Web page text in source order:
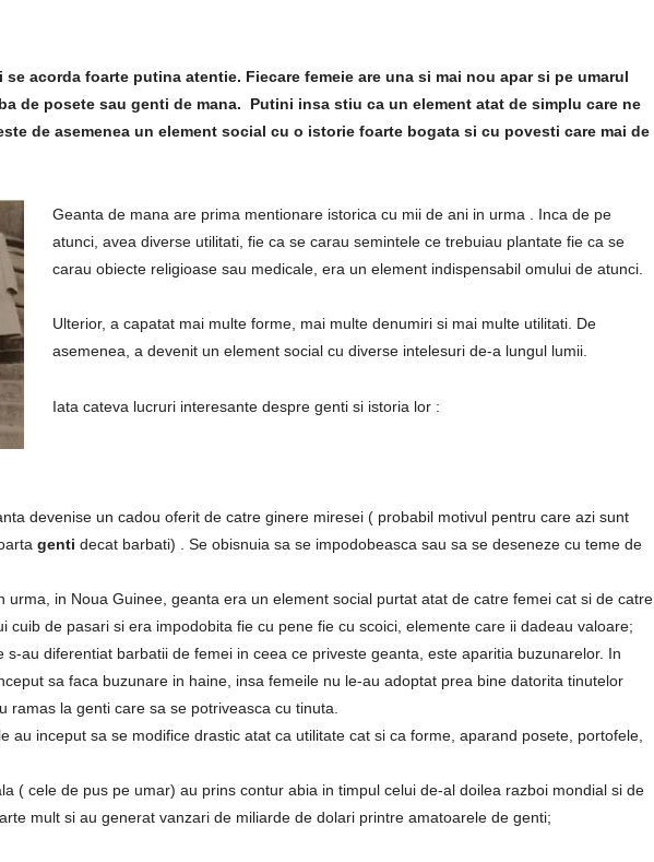
acorda foarte putina atentie. Fiecare femeie are una si mai nou apar si pe umarul
de posete sau genti de mana. Putini insa stiu ca un element atat de simplu care ne
de asemenea un element social cu o istorie foarte bogata si cu povesti care mai de
Geanta de mana are prima mentionare istorica cu mii de ani in urma . Inca de pe
atunci, avea diverse utilitati, fie ca se carau semintele ce trebuiau plantate fie ca se
carau obiecte religioase sau medicale, era un element indispensabil omului de atunci.
Ulterior, a capatat mai multe forme, mai multe denumiri si mai multe utilitati. De
asemenea, a devenit un element social cu diverse intelesuri de-a lungul lumii.
Iata cateva lucruri interesante despre genti si istoria lor :
devenise un cadou oferit de catre ginere miresei ( probabil motivul pentru care azi sunt
genti decat barbati) . Se obisnuia sa se impodobeasca sau sa se deseneze cu teme de
urma, in Noua Guinee, geanta era un element social purtat atat de catre femei cat si de catre
cuib de pasari si era impodobita fie cu pene fie cu scoici, elemente care ii dadeau valoare;
s-au diferentiat barbatii de femei in ceea ce priveste geanta, este aparitia buzunarelor. In
sa faca buzunare in haine, insa femeile nu le-au adoptat prea bine datorita tinutelor
ramas la genti care sa se potriveasca cu tinuta.
au inceput sa se modifice drastic atat ca utilitate cat si ca forme, aparand posete, portofele,
( cele de pus pe umar) au prins contur abia in timpul celui de-al doilea razboi mondial si de
mult si au generat vanzari de miliarde de dolari printre amatoarele de genti;